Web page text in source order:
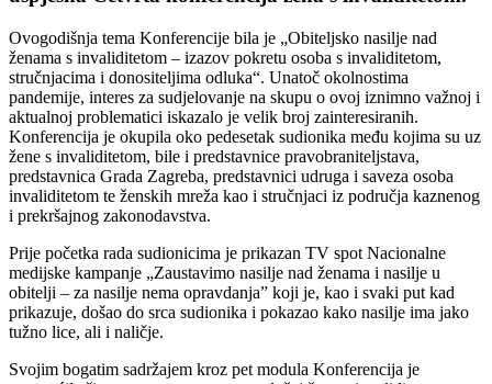
Ovogodišnja tema Konferencije bila je „Obiteljsko nasilje nad
ženama s invaliditetom – izazov pokretu osoba s invaliditetom,
stručnjacima i donositeljima odluka“. Unatoč okolnostima
pandemije, interes za sudjelovanje na skupu o ovoj iznimno važnoj i
aktualnoj problematici iskazalo je velik broj zainteresiranih.
Konferencija je okupila oko pedesetak sudionika među kojima su uz
žene s invaliditetom, bile i predstavnice pravobraniteljstava,
predstavnica Grada Zagreba, predstavnici udruga i saveza osoba
invaliditetom te ženskih mreža kao i stručnjaci iz područja kaznenog
i prekršajnog zakonodavstva.
Prije početka rada sudionicima je prikazan TV spot Nacionalne
medijske kampanje „Zaustavimo nasilje nad ženama i nasilje u
obitelji – za nasilje nema opravdanja” koji je, kao i svaki put kad
prikazuje, došao do srca sudionika i pokazao kako nasilje ima jako
tužno lice, ali i naličje.
Svojim bogatim sadržajem kroz pet modula Konferencija je